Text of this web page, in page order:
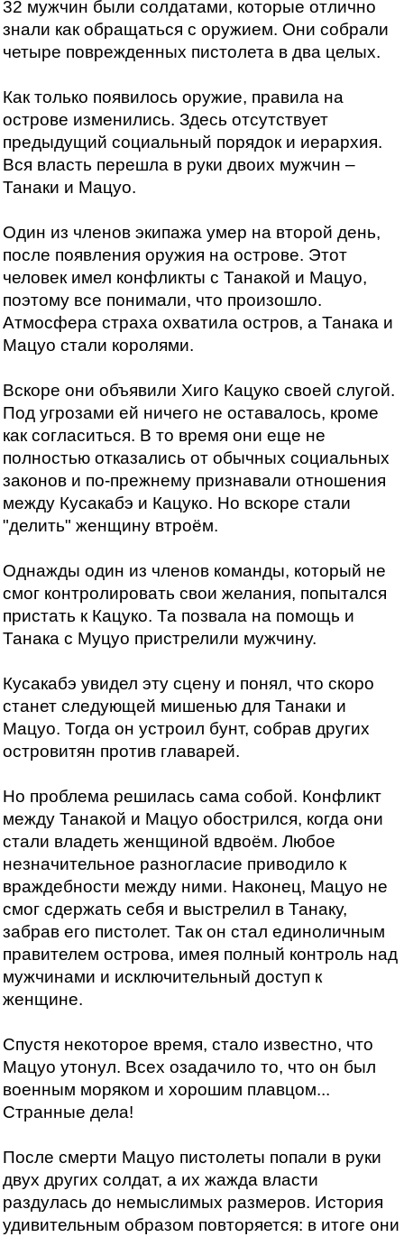
32 мужчин были солдатами, которые отлично
знали как обращаться с оружием. Они собрали
четыре поврежденных пистолета в два целых.
Как только появилось оружие, правила на
острове изменились. Здесь отсутствует
предыдущий социальный порядок и иерархия.
Вся власть перешла в руки двоих мужчин –
Танаки и Мацуо.
Один из членов экипажа умер на второй день,
после появления оружия на острове. Этот
человек имел конфликты с Танакой и Мацуо,
поэтому все понимали, что произошло.
Атмосфера страха охватила остров, а Танака и
Мацуо стали королями.
Вскоре они объявили Хиго Кацуко своей слугой.
Под угрозами ей ничего не оставалось, кроме
как согласиться. В то время они еще не
полностью отказались от обычных социальных
законов и по-прежнему признавали отношения
между Кусакабэ и Кацуко. Но вскоре стали
"делить" женщину втроём.
Однажды один из членов команды, который не
смог контролировать свои желания, попытался
пристать к Кацуко. Та позвала на помощь и
Танака с Муцуо пристрелили мужчину.
Кусакабэ увидел эту сцену и понял, что скоро
станет следующей мишенью для Танаки и
Мацуо. Тогда он устроил бунт, собрав других
островитян против главарей.
Но проблема решилась сама собой. Конфликт
между Танакой и Мацуо обострился, когда они
стали владеть женщиной вдвоём. Любое
незначительное разногласие приводило к
враждебности между ними. Наконец, Мацуо не
смог сдержать себя и выстрелил в Танаку,
забрав его пистолет. Так он стал единоличным
правителем острова, имея полный контроль над
мужчинами и исключительный доступ к
женщине.
Спустя некоторое время, стало известно, что
Мацуо утонул. Всех озадачило то, что он был
военным моряком и хорошим плавцом...
Странные дела!
После смерти Мацуо пистолеты попали в руки
двух других солдат, а их жажда власти
раздулась до немыслимых размеров. История
удивительным образом повторяется: в итоге они